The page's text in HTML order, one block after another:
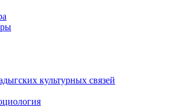
культурных связей